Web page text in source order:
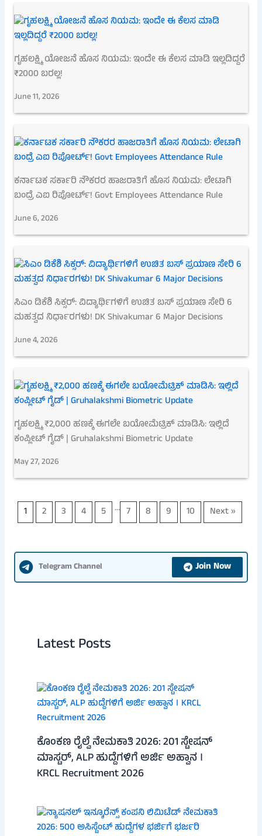
ಗೃಹಲಕ್ಷ್ಮಿ ಯೋಜನೆ ಹೊಸ ನಿಯಮ: ಇಂದೇ ಈ ಕೆಲಸ ಮಾಡಿ ಇಲ್ಲದಿದ್ದರೆ
₹2000 ಬರಲ್ಲ!
June 11, 2026
ಕರ್ನಾಟಕ ಸರ್ಕಾರಿ ನೌಕರರ ಹಾಜರಾತಿಗೆ ಹೊಸ ನಿಯಮ: ಲೇಟಾಗಿ
ಬಂದ್ರೆ ಎಐ ರಿಪೋರ್ಟ್! Govt Employees Attendance Rule
June 6, 2026
ಸಿಎಂ ಡಿಕೆಶಿ ಸಿಕ್ಸರ್: ವಿದ್ಯಾರ್ಥಿಗಳಿಗೆ ಉಚಿತ ಬಸ್ ಪ್ರಯಾಣ ಸೇರಿ 6
ಮಹತ್ವದ ನಿರ್ಧಾರಗಳು! DK Shivakumar 6 Major Decisions
June 4, 2026
ಗೃಹಲಕ್ಷ್ಮಿ ₹2,000 ಹಣಕ್ಕೆ ಈಗಲೇ ಬಯೋಮೆಟ್ರಿಕ್ ಮಾಡಿಸಿ: ಇಲ್ಲಿದೆ
ಕಂಪ್ಲೀಟ್ ಗೈಡ್ | Gruhalakshmi Biometric Update
May 27, 2026
1 2 3 4 5 … 7 8 9 10 Next »
Telegram Channel Join Now
Latest Posts
ಕೊಂಕಣ ರೈಲ್ವೆ ನೇಮಕಾತಿ 2026: 201 ಸ್ಟೇಷನ್
ಮಾಸ್ಟರ್, ALP ಹುದ್ದೆಗಳಿಗೆ ಅರ್ಜಿ ಅಹ್ವಾನ ।
KRCL Recruitment 2026